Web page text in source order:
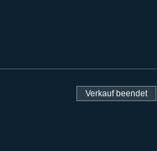
bei Manueller
Verkauf beendet